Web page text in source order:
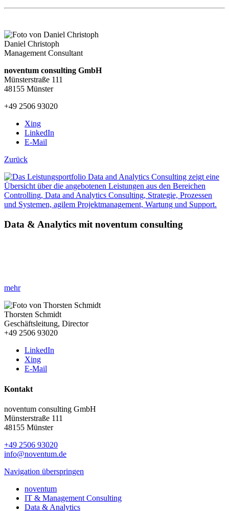
Daniel Christoph
Management Consultant
noventum consulting GmbH
Münsterstraße 111
48155 Münster
+49 2506 93020
Xing
LinkedIn
E-Mail
Zurück
Data & Analytics mit noventum consulting
mehr
Thorsten Schmidt
Geschäftsleitung, Director
+49 2506 93020
LinkedIn
Xing
E-Mail
Kontakt
noventum consulting GmbH
Münsterstraße 111
48155 Münster
+49 2506 93020
info@noventum.de
Navigation überspringen
noventum
IT & Management Consulting
Data & Analytics